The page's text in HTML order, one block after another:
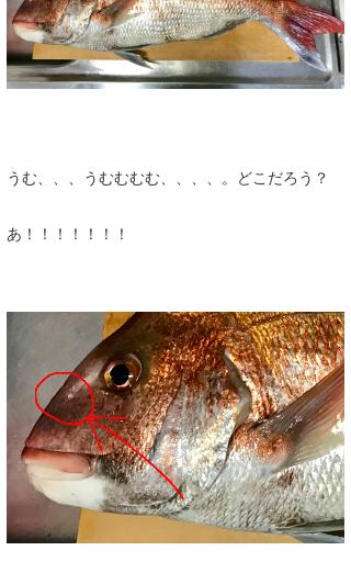
うむ、、、うむむむむ、、、、。どこだろう？
あ！！！！！！！
予報士 hiro.
banpaku